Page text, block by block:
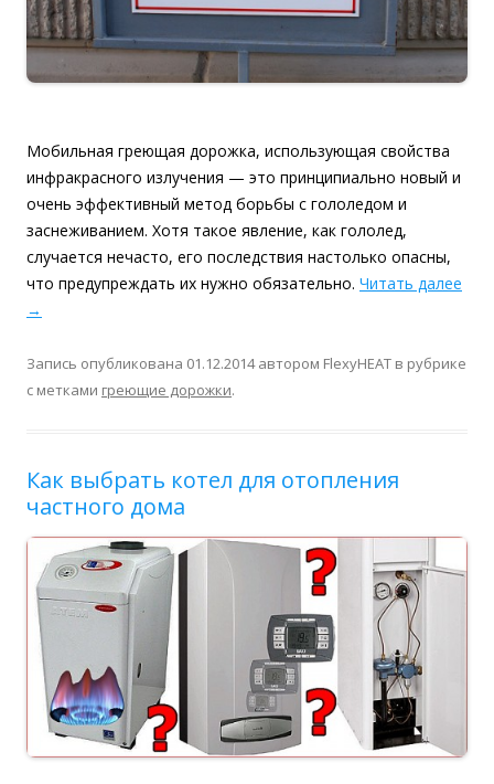
Мобильная греющая дорожка, использующая свойства
инфракрасного излучения — это принципиально новый и
очень эффективный метод борьбы с гололедом и
заснеживанием. Хотя такое явление, как гололед,
случается нечасто, его последствия настолько опасны,
что предупреждать их нужно обязательно. Читать далее
→
Запись опубликована 01.12.2014автором FlexyHEAT в рубрике
с метками греющие дорожки.
Как выбрать котел для отопления
частного дома